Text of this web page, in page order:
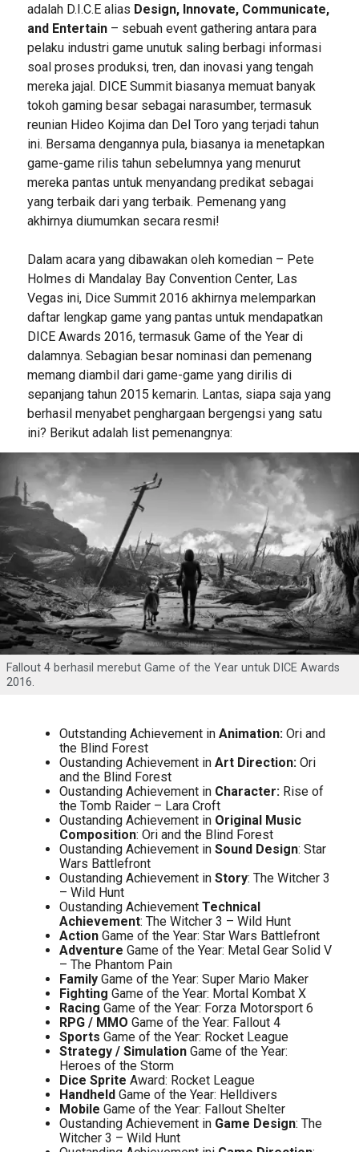
adalah D.I.C.E alias Design, Innovate, Communicate,
and Entertain– sebuah event gathering antara para
pelaku industri game unutuk saling berbagi informasi
soal proses produksi, tren, dan inovasi yang tengah
mereka jajal. DICE Summit biasanya memuat banyak
tokoh gaming besar sebagai narasumber, termasuk
reunian Hideo Kojima dan Del Toro yang terjadi tahun
ini. Bersama dengannya pula, biasanya ia menetapkan
game-game rilis tahun sebelumnya yang menurut
mereka pantas untuk menyandang predikat sebagai
yang terbaik dari yang terbaik. Pemenang yang
akhirnya diumumkan secara resmi!
Dalam acara yang dibawakan oleh komedian – Pete
Holmes di Mandalay Bay Convention Center, Las
Vegas ini, Dice Summit 2016 akhirnya melemparkan
daftar lengkap game yang pantas untuk mendapatkan
DICE Awards 2016, termasuk Game of the Year di
dalamnya. Sebagian besar nominasi dan pemenang
memang diambil dari game-game yang dirilis di
sepanjang tahun 2015 kemarin. Lantas, siapa saja yang
berhasil menyabet penghargaan bergengsi yang satu
ini? Berikut adalah list pemenangnya:
Fallout 4 berhasil merebut Game of the Year untuk DICE Awards
2016.
Outstanding Achievement inAnimation:Ori and
the Blind Forest
Oustanding Achievement in Art Direction:Ori
and the Blind Forest
Oustanding Achievement in Character:Rise of
the Tomb Raider – Lara Croft
Oustanding Achievement in Original Music
Composition: Ori and the Blind Forest
Oustanding Achievement in Sound Design: Star
Wars Battlefront
Oustanding Achievement inStory: The Witcher 3
– Wild Hunt
Oustanding Achievement Technical
Achievement: The Witcher 3 – Wild Hunt
ActionGame of the Year: Star Wars Battlefront
Adventure Game of the Year: Metal Gear Solid V
– The Phantom Pain
FamilyGame of the Year: Super Mario Maker
Fighting Game of the Year: Mortal Kombat X
Racing Game of the Year: Forza Motorsport 6
RPG / MMO Game of the Year: Fallout 4
Sports Game of the Year: Rocket League
Strategy / SimulationGame of the Year:
Heroes of the Storm
Dice Sprite Award: Rocket League
HandheldGame of the Year: Helldivers
Mobile Game of the Year: Fallout Shelter
Oustanding Achievement in Game Design: The
Witcher 3 – Wild Hunt